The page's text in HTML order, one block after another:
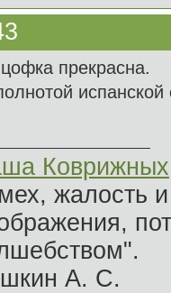
прекрасна.
испанской
Коврижных
жалость
А. С.